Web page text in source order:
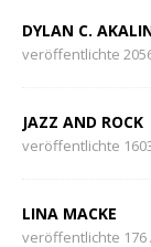
DYLAN C.
veröffentlichte
JAZZ AND ROCK
veröffentlichte
LINA MACKE
veröffentlichte 176